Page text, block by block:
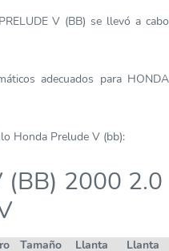
V (BB) se llevó a cabo
adecuados para HONDA
Honda Prelude V (bb):
(BB) 2000 2.0
Tamaño
Llanta
Llanta